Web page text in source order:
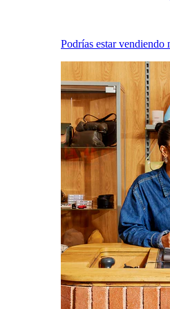
Podrías estar vendiendo